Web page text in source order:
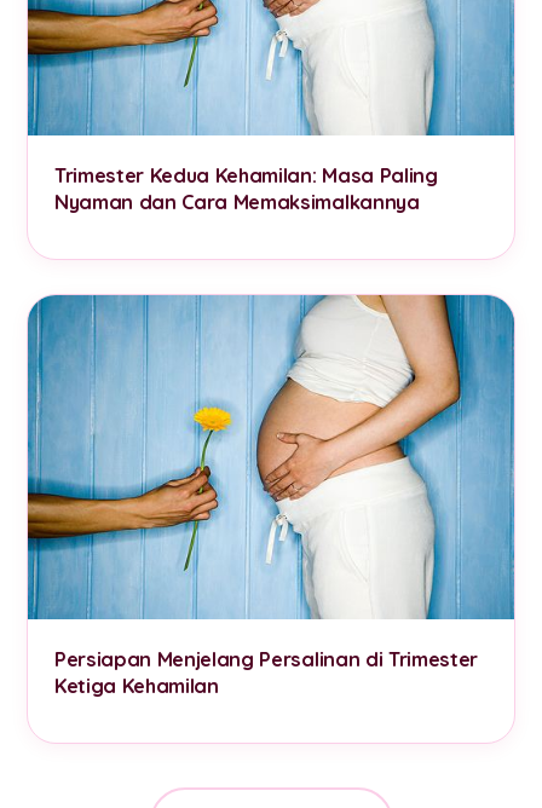
Trimester Kedua Kehamilan: Masa Paling
Nyaman dan Cara Memaksimalkannya
Persiapan Menjelang Persalinan di Trimester
Ketiga Kehamilan